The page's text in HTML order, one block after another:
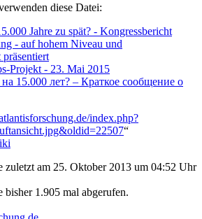
diese Datei:
Jahre zu spät? - Kongressbericht
- auf hohem Niveau und
Projekt - 23. Mai 2015
15.000 лет? – Краткое сообщение о
index.php?
“
zuletzt am 25. Oktober 2013 um 04:52 Uhr
bisher 1.905 mal abgerufen.